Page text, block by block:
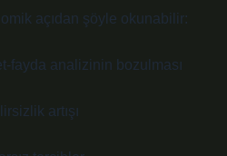
açıdan şöyle okunabilir:
fayda analizinin bozulması
artışı